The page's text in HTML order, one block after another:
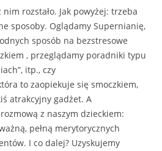
rozstało. Jak powyżej: trzeba
sposoby. Oglądamy Supernianię,
sposób na bezstresowe
, przeglądamy poradniki typu
itp., czy
to zaopiekuje się smoczkiem,
atrakcyjny gadżet. A
z naszym dzieckiem:
pełną merytorycznych
I co dalej? Uzyskujemy